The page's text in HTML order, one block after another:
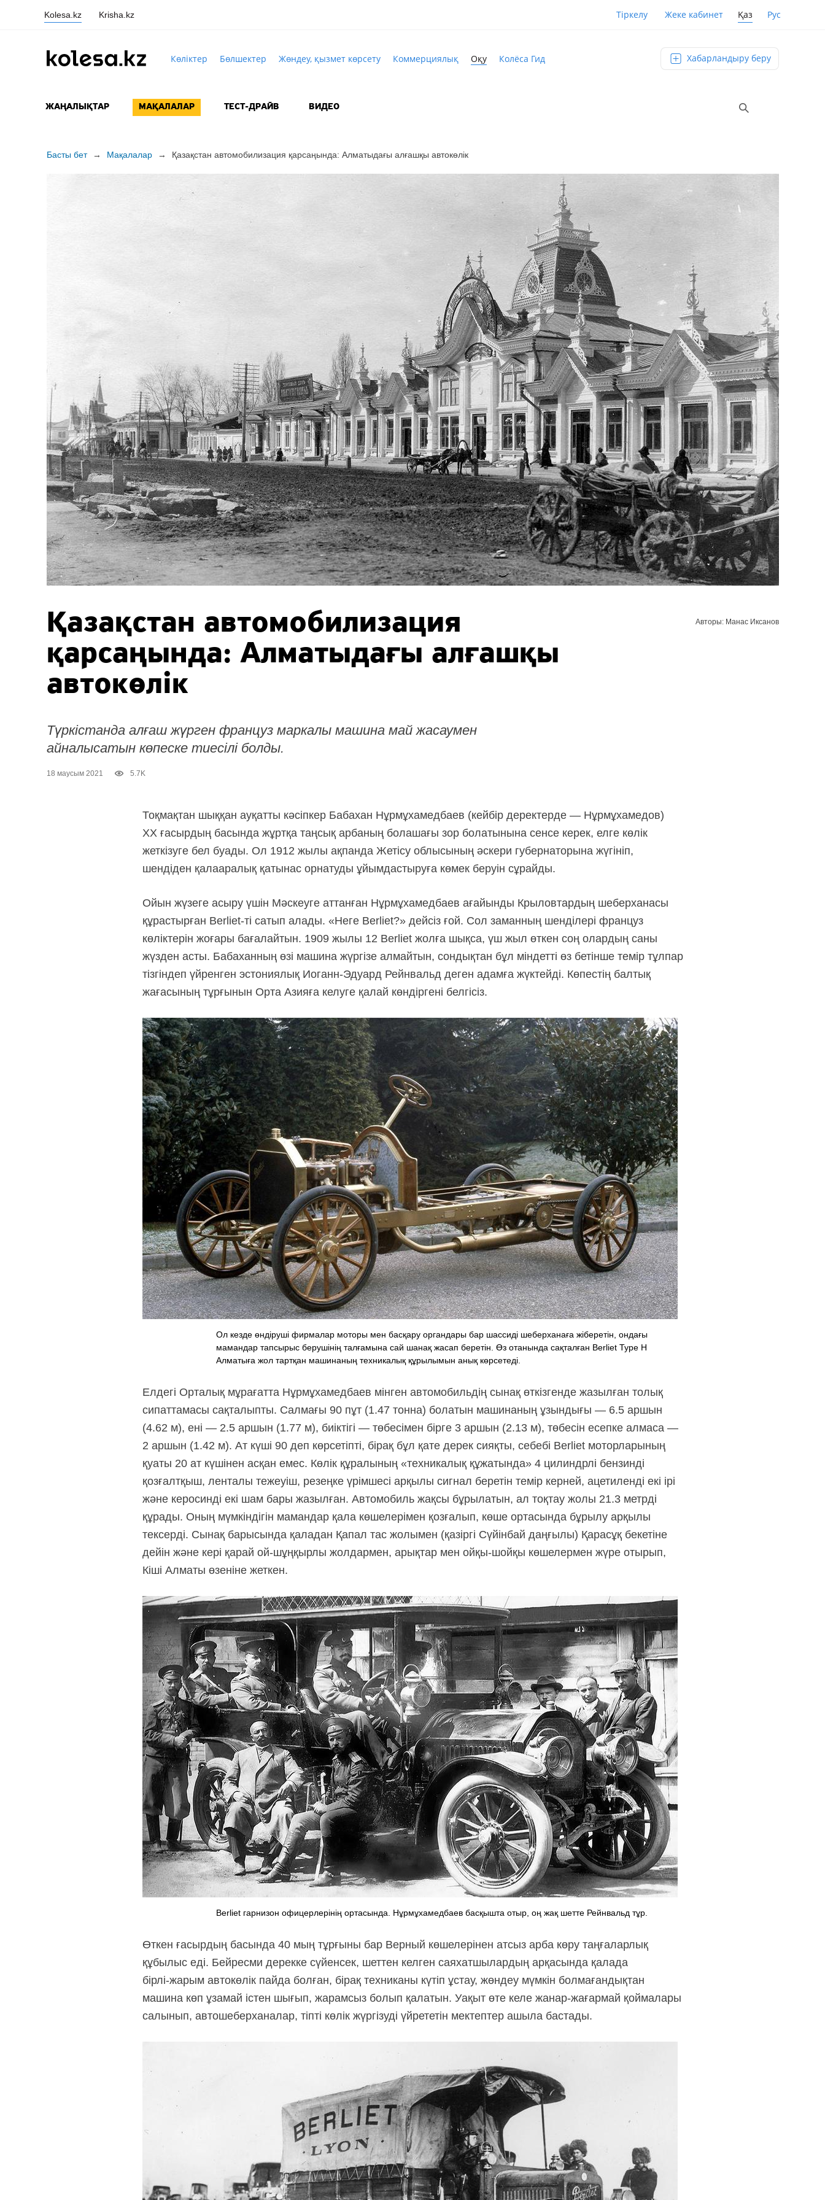
Kolesa.kz Krisha.kz Тіркелу Жеке кабинет Қаз Рус
Көліктер Бөлшектер Жөндеу, қызмет көрсету Коммерциялық Оқу Колёса Гид Хабарландыру беру
ЖАҢАЛЫҚТАР МАҚАЛАЛАР ТЕСТ-ДРАЙВ ВИДЕО
Басты бет → Мақалалар → Қазақстан автомобилизация қарсаңында: Алматыдағы алғашқы автокөлік
Қазақстан автомобилизация
қарсаңында: Алматыдағы алғашқы
автокөлік
Түркістанда алғаш жүрген француз маркалы машина май жасаумен
айналысатын көпеске тиесілі болды.
18 маусым 2021 5.7K
Авторы: Манас Иксанов
Тоқмақтан шыққан ауқатты кәсіпкер Бабахан Нұрмұхамедбаев (кейбір деректерде — Нұрмұхамедов)
ХХ ғасырдың басында жұртқа таңсық арбаның болашағы зор болатынына сенсе керек, елге көлік
жеткізуге бел буады. Ол 1912 жылы ақпанда Жетісу облысының әскери губернаторына жүгініп,
шендіден қалааралық қатынас орнатуды ұйымдастыруға көмек беруін сұрайды.
Ойын жүзеге асыру үшін Мәскеуге аттанған Нұрмұхамедбаев ағайынды Крыловтардың шеберханасы
құрастырған Berliet-ті сатып алады. «Неге Berliet?» дейсіз ғой. Сол заманның шенділері француз
көліктерін жоғары бағалайтын. 1909 жылы 12 Berliet жолға шықса, үш жыл өткен соң олардың саны
жүзден асты. Бабаханның өзі машина жүргізе алмайтын, сондықтан бұл міндетті өз бетінше темір тұлпар
тізгіндеп үйренген эстониялық Иоганн-ЭдуардРейнвальд деген адамға жүктейді. Көпестің балтық
жағасының тұрғынын Орта Азияға келуге қалай көндіргені белгісіз.
Ол кезде өндіруші фирмалар моторы мен басқару органдары бар шассиді шеберханаға жіберетін, ондағы
мамандар тапсырыс берушінің талғамына сай шанақ жасап беретін. Өз отанында сақталған Berliet Type H
Алматыға жол тартқан машинаның техникалық құрылымын анық көрсетеді.
Елдегі Орталық мұрағатта Нұрмұхамедбаев мінген автомобильдің сынақ өткізгенде жазылған толық
сипаттамасы сақталыпты. Салмағы 90 пұт (1.47 тонна) болатын машинаның ұзындығы — 6.5 аршын
(4.62 м), ені — 2.5 аршын (1.77 м), биіктігі — төбесімен бірге 3 аршын (2.13 м), төбесін есепке алмаса —
2 аршын (1.42 м). Ат күші 90 деп көрсетіпті, бірақ бұл қате дерек сияқты, себебі Berliet моторларының
қуаты 20 ат күшінен асқан емес. Көлік құралының «техникалық құжатында» 4 цилиндрлі бензинді
қозғалтқыш, ленталы тежеуіш, резеңке үрімшесі арқылы сигнал беретін темір керней, ацетиленді екі ірі
және керосинді екі шам бары жазылған. Автомобиль жақсы бұрылатын, ал тоқтау жолы 21.3 метрді
құрады. Оның мүмкіндігін мамандар қала көшелерімен қозғалып, көше ортасында бұрылу арқылы
тексерді. Сынақ барысында қаладан Қапал тас жолымен (қазіргі Сүйінбай даңғылы) Қарасұқ бекетіне
дейін және кері қарай ой-шұңқырлы жолдармен, арықтар мен ойқы-шойқы көшелермен жүре отырып,
Кіші Алматы өзеніне жеткен.
Berliet гарнизон офицерлерінің ортасында. Нұрмұхамедбаев басқышта отыр, оң жақ шетте Рейнвальд тұр.
Өткен ғасырдың басында 40 мың тұрғыны бар Верный көшелерінен атсыз арба көру таңғаларлық
құбылыс еді. Бейресми дерекке сүйенсек, шеттен келген саяхатшылардың арқасында қалада
бірлі-жарымавтокөлік пайда болған, бірақ техниканы күтіп ұстау, жөндеу мүмкін болмағандықтан
машина көп ұзамай істен шығып, жарамсыз болып қалатын. Уақыт өте келе жанар-жағармай қоймалары
салынып, автошеберханалар, тіпті көлік жүргізуді үйрететін мектептер ашыла бастады.